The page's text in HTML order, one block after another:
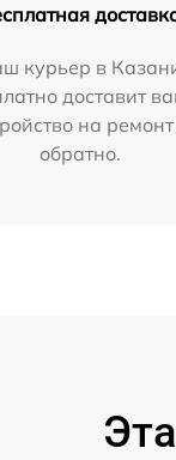
курьер в
доставит
на
обратно.